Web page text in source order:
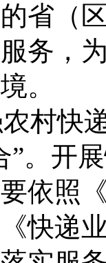
省（
务，
。
村快
”。开
依照
快递